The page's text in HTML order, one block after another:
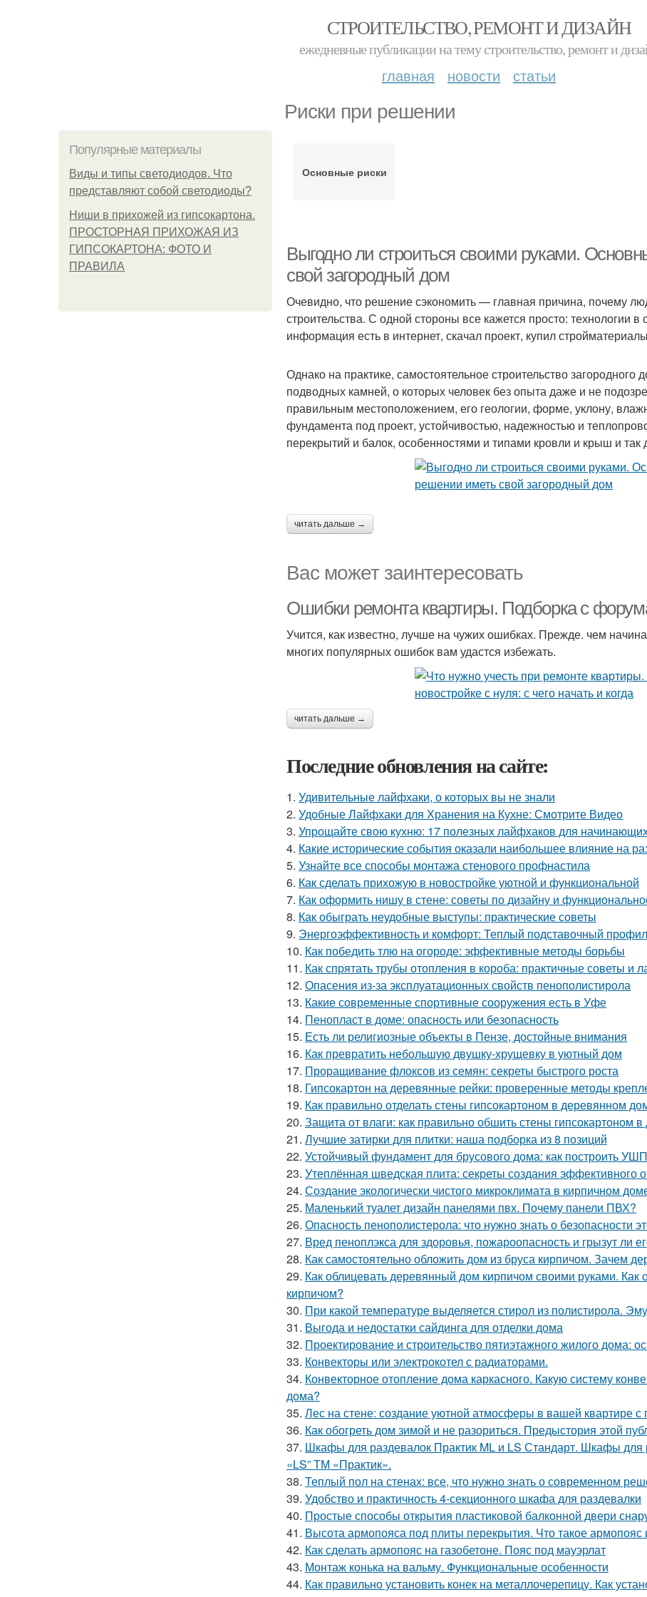
СТРОИТЕЛЬСТВО, РЕМОНТ И ДИЗАЙН
ежедневные публикации на тему строительство, ремонт и
главная новости статьи
Риски при решении
Популярные материалы
Виды и типы светодиодов. Что
представляют собой светодиоды?
Ниши в прихожей из гипсокартона.
ПРОСТОРНАЯ ПРИХОЖАЯ ИЗ
ГИПСОКАРТОНА: ФОТО И
ПРАВИЛА
Основные риски
Выгодно ли строиться своими руками.
свой загородный дом
Очевидно, что решение сэкономить — главная причина, почему
строительства. С одной стороны все кажется просто: технологии
информация есть в интернет, скачал проект, купил
Однако на практике, самостоятельное строительство
подводных камней, о которых человек без опыта даже и не
правильным местоположением, его геологии, форме, уклону,
фундамента под проект, устойчивостью, надежностью и
перекрытий и балок, особенностями и типами кровли и крыш и так
читать дальше →
Вас может заинтересовать
Ошибки ремонта квартиры. Подборка с
Учится, как известно, лучше на чужих ошибках. Прежде. чем
многих популярных ошибок вам удастся избежать.
читать дальше →
Последние обновления на сайте:
1. Удивительные лайфхаки, о которых вы не знали
2. Удобные Лайфхаки для Хранения на Кухне: Смотрите Видео
3. Упрощайте свою кухню: 17 полезных лайфхаков для
4. Какие исторические события оказали наибольшее влияние на
5. Узнайте все способы монтажа стенового профнастила
6. Как сделать прихожую в новостройке уютной и функциональной
7. Как оформить нишу в стене: советы по дизайну и
8. Как обыграть неудобные выступы: практические советы
9. Энергоэффективность и комфорт: Теплый подставочный
10. Как победить тлю на огороде: эффективные методы борьбы
11. Как спрятать трубы отопления в короба: практичные советы и
12. Опасения из-за эксплуатационных свойств пенополистирола
13. Какие современные спортивные сооружения есть в Уфе
14. Пенопласт в доме: опасность или безопасность
15. Есть ли религиозные объекты в Пензе, достойные внимания
16. Как превратить небольшую двушку-хрущевку в уютный дом
17. Проращивание флоксов из семян: секреты быстрого роста
18. Гипсокартон на деревянные рейки: проверенные методы
19. Как правильно отделать стены гипсокартоном в деревянном
20. Защита от влаги: как правильно обшить стены гипсокартоном
21. Лучшие затирки для плитки: наша подборка из 8 позиций
22. Устойчивый фундамент для брусового дома: как построить УШП
23. Утеплённая шведская плита: секреты создания эффективного
24. Создание экологически чистого микроклимата в кирпичном
25. Маленький туалет дизайн панелями пвх. Почему панели ПВХ?
26. Опасность пенополистерола: что нужно знать о безопасности
27. Вред пеноплэкса для здоровья, пожароопасность и грызут ли
28. Как самостоятельно обложить дом из бруса кирпичом. Зачем
29. Как облицевать деревянный дом кирпичом своими руками.
кирпичом?
30. При какой температуре выделяется стирол из полистирола.
31. Выгода и недостатки сайдинга для отделки дома
32. Проектирование и строительство пятиэтажного жилого дома:
33. Конвекторы или электрокотел с радиаторами.
34. Конвекторное отопление дома каркасного. Какую систему
дома?
35. Лес на стене: создание уютной атмосферы в вашей квартире
36. Как обогреть дом зимой и не разориться. Предыстория этой
37. Шкафы для раздевалок Практик ML и LS Стандарт. Шкафы для
«LS” ТМ «Практик».
38. Теплый пол на стенах: все, что нужно знать о современном
39. Удобство и практичность 4-секционного шкафа для раздевалки
40. Простые способы открытия пластиковой балконной двери
41. Высота армопояса под плиты перекрытия. Что такое армопояс
42. Как сделать армопояс на газобетоне. Пояс под мауэрлат
43. Монтаж конька на вальму. Функциональные особенности
44. Как правильно установить конек на металлочерепицу. Как